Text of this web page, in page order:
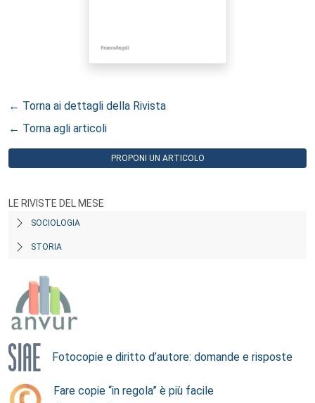
← Torna ai dettagli della Rivista
← Torna agli articoli
PROPONI UN ARTICOLO
LE RIVISTE DEL MESE
SOCIOLOGIA
STORIA
Fotocopie e diritto d’autore: domande e risposte
Fare copie “in regola” è più facile